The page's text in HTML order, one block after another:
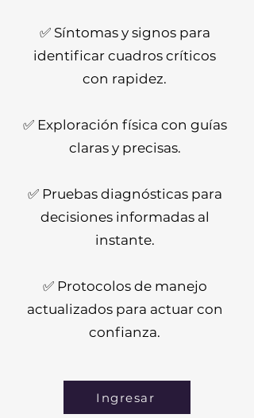
✅ Síntomas y signos para
identificar cuadros críticos
con rapidez.
✅ Exploración física con guías
claras y precisas.
✅ Pruebas diagnósticas para
decisiones informadas al
instante.
✅ Protocolos de manejo
actualizados para actuar con
confianza.
Ingresar